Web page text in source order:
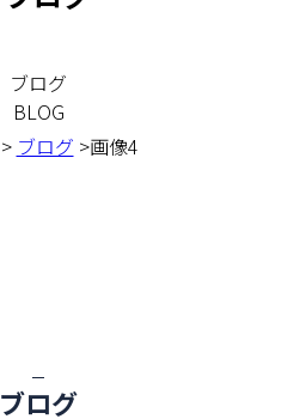
ブログ
BLOG
> ブログ >画像4
ブログ